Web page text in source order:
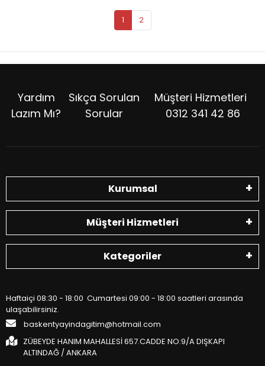
1 2
Yardım
Lazım Mı?
Sıkça Sorulan
Sorular
Müşteri Hizmetleri
0312 341 42 86
Kurumsal
Müşteri Hizmetleri
Kategoriler
Haftaiçi 08:30 - 18:00 Cumartesi 09:00 - 18:00 saatleri arasında
ulaşabilirsiniz.
baskentyayindagitim@hotmail.com
ZÜBEYDE HANIM MAHALLESİ 657.CADDE NO:9/A DIŞKAPI
ALTINDAĞ / ANKARA